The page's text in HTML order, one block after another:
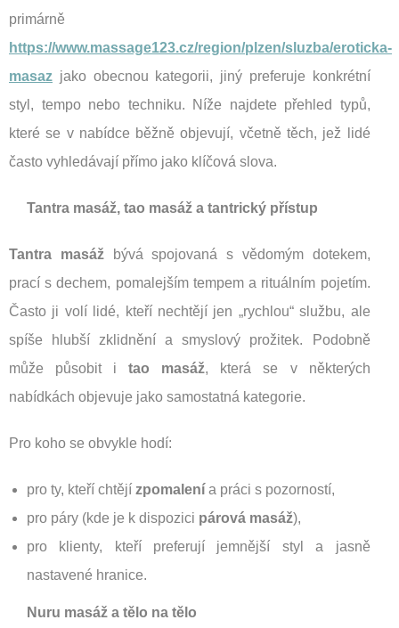
primárně
https://www.massage123.cz/region/plzen/sluzba/eroticka-
masaz jako obecnou kategorii, jiný preferuje konkrétní
styl, tempo nebo techniku. Níže najdete přehled typů,
které se v nabídce běžně objevují, včetně těch, jež lidé
často vyhledávají přímo jako klíčová slova.
Tantra masáž, tao masáž a tantrický přístup
Tantra masážbývá spojovaná s vědomým dotekem,
prací s dechem, pomalejším tempem a rituálním pojetím.
Často ji volí lidé, kteří nechtějí jen „rychlou“ službu, ale
spíše hlubší zklidnění a smyslový prožitek. Podobně
může působit itao masáž, která se v některých
nabídkách objevuje jako samostatná kategorie.
Pro koho se obvykle hodí:
pro ty, kteří chtějí zpomalení a práci s pozorností,
pro páry (kde je k dispozici párová masáž),
pro klienty, kteří preferují jemnější styl a jasně
nastavené hranice.
Nuru masáž a tělo na tělo